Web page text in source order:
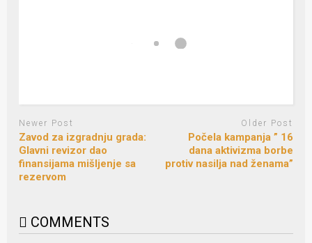
Newer Post
Zavod za izgradnju grada:
Glavni revizor dao
finansijama mišljenje sa
rezervom
Older Post
Počela kampanja ” 16
dana aktivizma borbe
protiv nasilja nad ženama”
COMMENTS